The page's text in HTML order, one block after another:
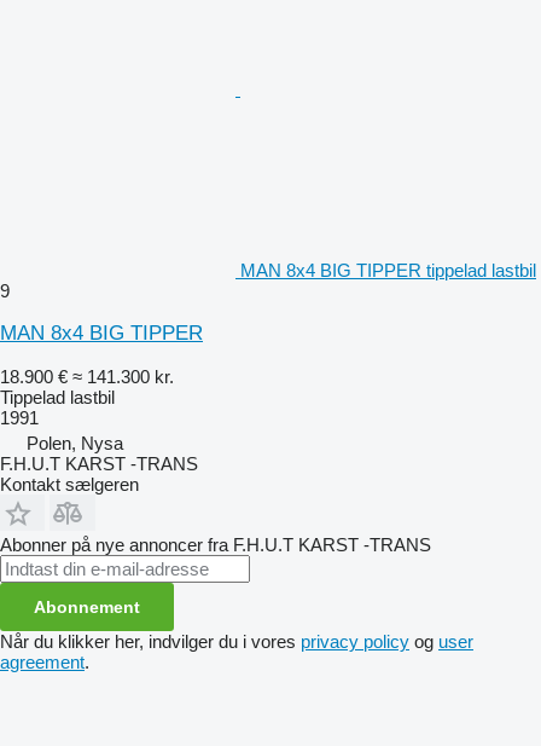
MAN 8x4 BIG TIPPER tippelad lastbil
9
MAN 8x4 BIG TIPPER
18.900 € ≈ 141.300 kr.
Tippelad lastbil
1991
Polen, Nysa
F.H.U.T KARST -TRANS
Kontakt sælgeren
Abonner på nye annoncer fra F.H.U.T KARST -TRANS
Abonnement
Når du klikker her, indvilger du i vores privacy policy og user
agreement.